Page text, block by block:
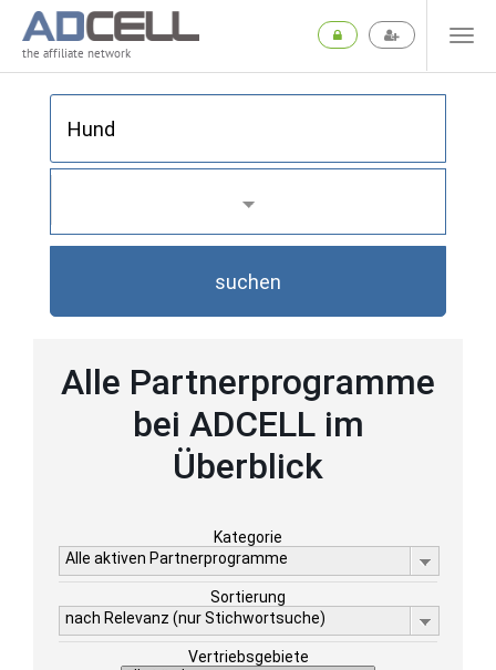
the affiliate network
suchen
Alle Partnerprogramme
bei ADCELL im
Überblick
Kategorie
Alle aktiven Partnerprogramme
Sortierung
nach Relevanz (nur Stichwortsuche)
Vertriebsgebiete